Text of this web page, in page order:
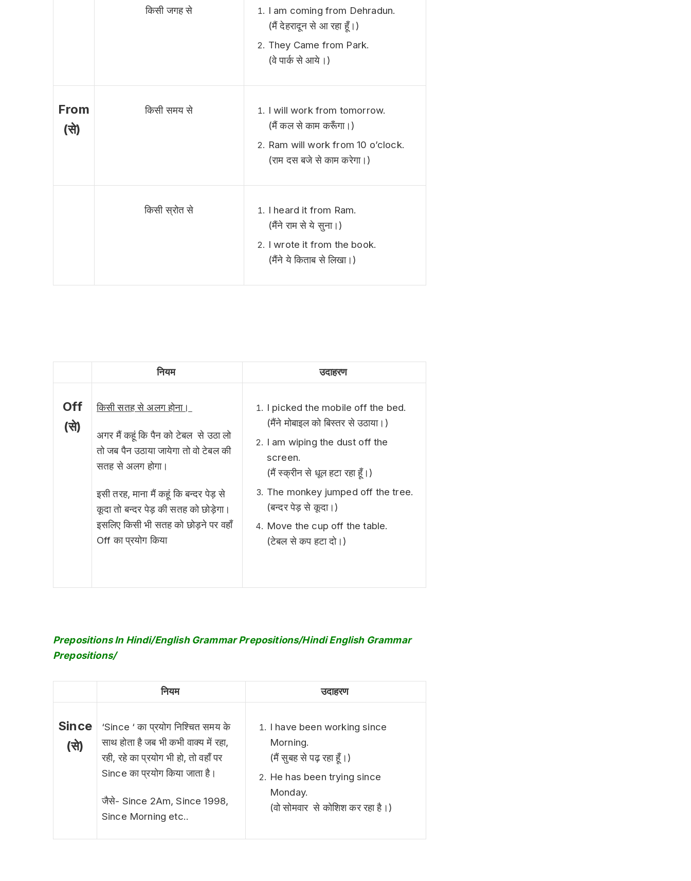
किसी जगह से
I am coming from Dehradun.
(मैं देहरादून से आ रहा हूँ।)
They Came from Park.
(वे पार्क से आये।)
From
(से)
किसी समय से
I will work from tomorrow.
(मैं कल से काम करूँगा।)
Ram will work from 10 o’clock.
(राम दस बजे से काम करेगा।)
किसी स्रोत से
I heard it from Ram.
(मैंने राम से ये सुना।)
I wrote it from the book.
(मैंने ये किताब से लिखा।)
नियम उदाहरण
Off
(से)
किसी सतह से अलग होना।
अगर मैं कहूं कि पैन को टेबल से उठा लो
तो जब पैन उठाया जायेगा तो वो टेबल की
सतह से अलग होगा।
इसी तरह, माना मैं कहूं कि बन्दर पेड़ से
कूदा तो बन्दर पेड़ की सतह को छोड़ेगा।
इसलिए किसी भी सतह को छोड़ने पर वहाँ
Off का प्रयोग किया
I picked the mobile off the bed.
(मैंने मोबाइल को बिस्तर से उठाया।)
I am wiping the dust off the
screen.
(मैं स्क्रीन से धूल हटा रहा हूँ।)
The monkey jumped off the tree.
(बन्दर पेड़ से कूदा।)
Move the cup off the table.
(टेबल से कप हटा दो।)
Prepositions In Hindi/English Grammar Prepositions/Hindi English Grammar
Prepositions/
नियम उदाहरण
Since
(से)
‘Since ‘ का प्रयोग निश्चित समय के
साथ होता है जब भी कभी वाक्य में रहा,
रही, रहे का प्रयोग भी हो, तो वहाँ पर
Since का प्रयोग किया जाता है।
जैसे- Since 2Am, Since 1998,
Since Morning etc..
I have been working since
Morning.
(मैं सुबह से पढ़ रहा हूँ।)
He has been trying since
Monday.
(वो सोमवार से कोशिश कर रहा है।)